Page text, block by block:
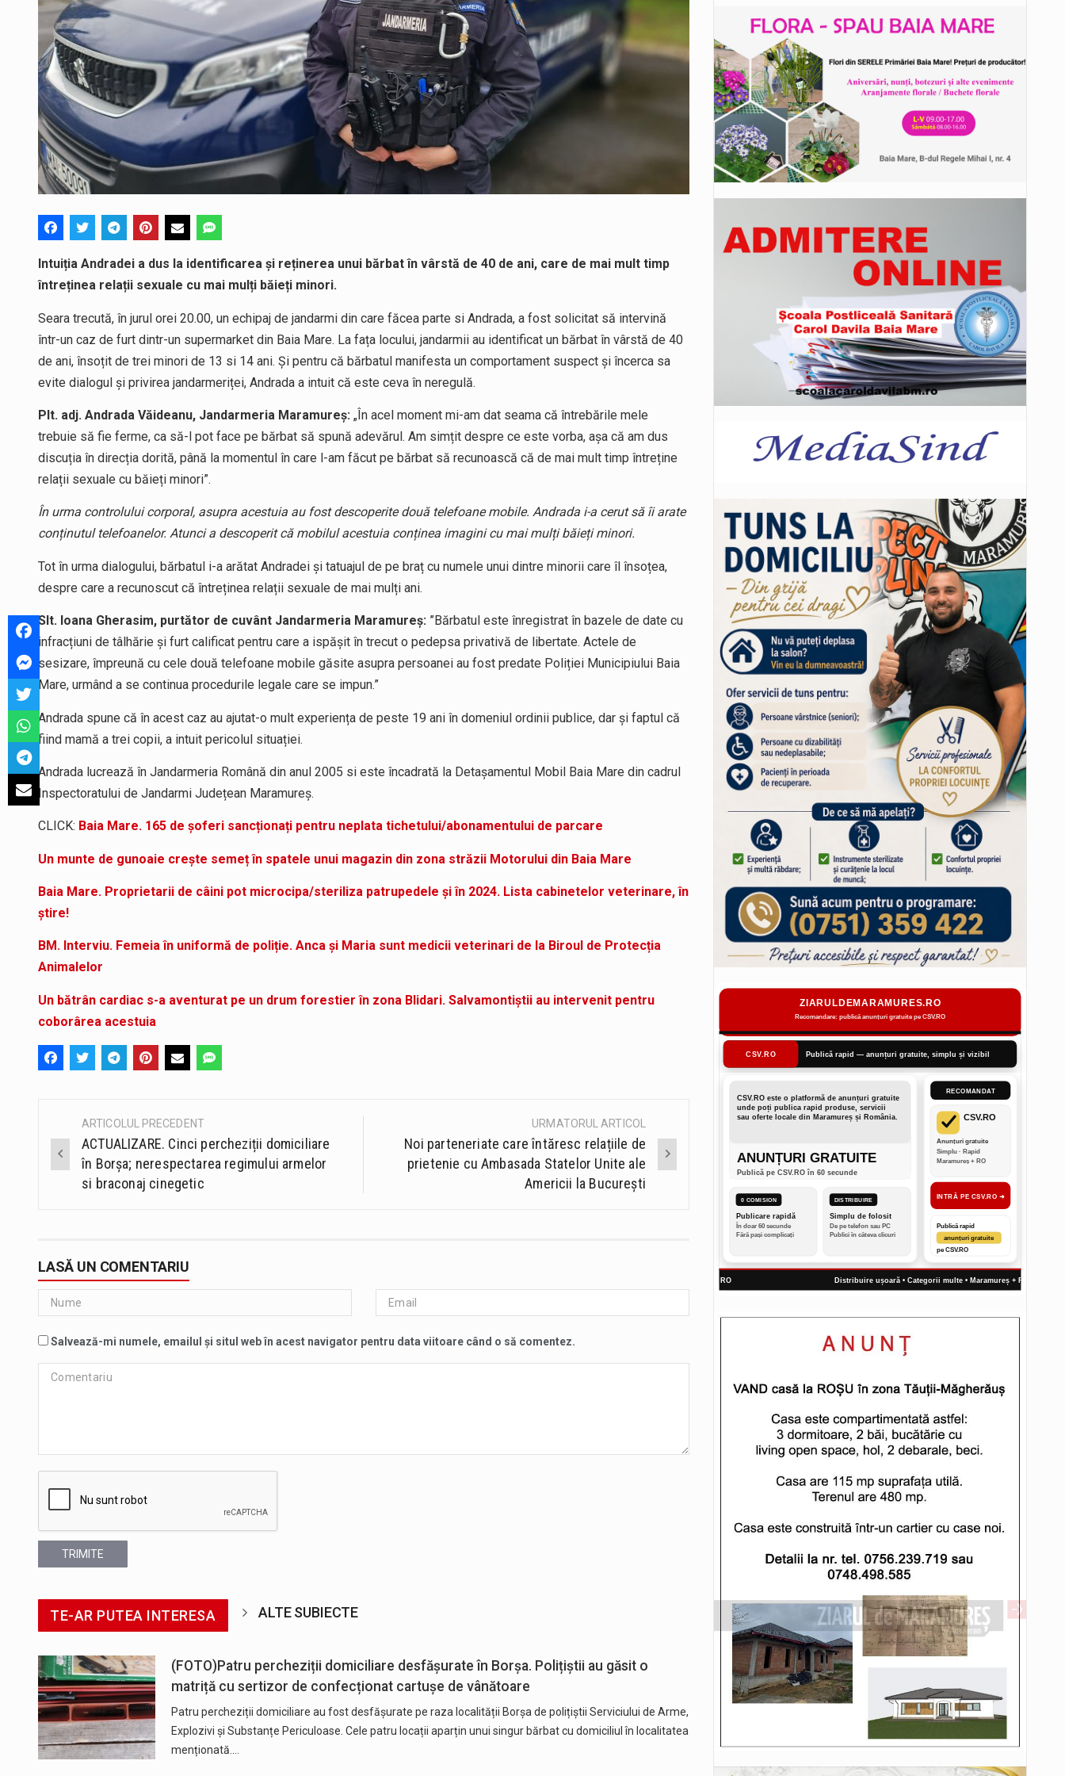
Intuiția Andradei a dus la identificarea și reținerea unui bărbat în vârstă de 40 de ani, care de mai mult timp
întreținea relații sexuale cu mai mulți băieți minori.
Seara trecută, în jurul orei 20.00, un echipaj de jandarmi din care făcea parte si Andrada, a fost solicitat să intervină
într-un caz de furt dintr-un supermarket din Baia Mare. La fața locului, jandarmii au identificat un bărbat în vârstă de 40
de ani, însoțit de trei minori de 13 si 14 ani. Și pentru că bărbatul manifesta un comportament suspect și încerca sa
evite dialogul și privirea jandarmeriței, Andrada a intuit că este ceva în neregulă.
Plt. adj. Andrada Văideanu, Jandarmeria Maramureș: „În acel moment mi-am dat seama că întrebările mele
trebuie să fie ferme, ca să-l pot face pe bărbat să spună adevărul. Am simțit despre ce este vorba, așa că am dus
discuția în direcția dorită, până la momentul în care l-am făcut pe bărbat să recunoască că de mai mult timp întreține
relații sexuale cu băieți minori”.
În urma controlului corporal, asupra acestuia au fost descoperite două telefoane mobile. Andrada i-a cerut să îi arate
conținutul telefoanelor. Atunci a descoperit că mobilul acestuia conținea imagini cu mai mulți băieți minori.
Tot în urma dialogului, bărbatul i-a arătat Andradei și tatuajul de pe braț cu numele unui dintre minorii care îl însoțea,
despre care a recunoscut că întreținea relații sexuale de mai mulți ani.
Slt. Ioana Gherasim, purtător de cuvânt Jandarmeria Maramureș: ”Bărbatul este înregistrat în bazele de date cu
infracțiuni de tâlhărie și furt calificat pentru care a ispășit în trecut o pedepsa privativă de libertate. Actele de
sesizare, împreună cu cele două telefoane mobile găsite asupra persoanei au fost predate Poliției Municipiului Baia
Mare, urmând a se continua procedurile legale care se impun.”
Andrada spune că în acest caz au ajutat-o mult experiența de peste 19 ani în domeniul ordinii publice, dar și faptul că
fiind mamă a trei copii, a intuit pericolul situației.
Andrada lucrează în Jandarmeria Română din anul 2005 si este încadrată la Detașamentul Mobil Baia Mare din cadrul
Inspectoratului de Jandarmi Județean Maramureș.
CLICK: Baia Mare. 165 de șoferi sancționați pentru neplata tichetului/abonamentului de parcare
Un munte de gunoaie crește semeț în spatele unui magazin din zona străzii Motorului din Baia Mare
Baia Mare. Proprietarii de câini pot microcipa/steriliza patrupedele și în 2024. Lista cabinetelor veterinare, în
știre!
BM. Interviu. Femeia în uniformă de poliție. Anca și Maria sunt medicii veterinari de la Biroul de Protecția
Animalelor
Un bătrân cardiac s-a aventurat pe un drum forestier în zona Blidari. Salvamontiștii au intervenit pentru
coborârea acestuia
Post
navigation
ARTICOLUL PRECEDENT
ACTUALIZARE. Cinci percheziții domiciliare
în Borșa; nerespectarea regimului armelor
si braconaj cinegetic
URMATORUL ARTICOL
Noi parteneriate care întăresc relațiile de
prietenie cu Ambasada Statelor Unite ale
Americii la București
LASĂ UN COMENTARIU
Salvează-mi numele, emailul și situl web în acest navigator pentru data viitoare când o să comentez.
TRIMITE
TE-AR PUTEA INTERESA ALTE SUBIECTE
(FOTO)Patru percheziții domiciliare desfășurate în Borșa. Polițiștii au găsit o
matriță cu sertizor de confecționat cartușe de vânătoare
Patru percheziții domiciliare au fost desfășurate pe raza localității Borșa de polițiștii Serviciului de Arme,
Explozivi și Substanțe Periculoase. Cele patru locații aparțin unui singur bărbat cu domiciliul în localitatea
menționată.…